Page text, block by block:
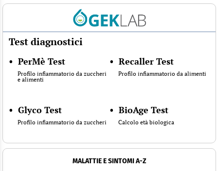
Test diagnostici
• PerMè Test
Profilo infiammatorio da zuccheri
e alimenti
• Recaller Test
Profilo infiammatorio da alimenti
• Glyco Test
Profilo infiammatorio da zuccheri
• BioAge Test
Calcolo età biologica
MALATTIE E SINTOMI A-Z